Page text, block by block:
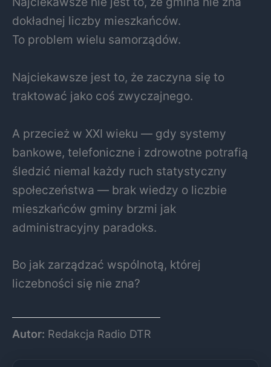
dokładnej liczby mieszkańców.
To problem wielu samorządów.
Najciekawsze jest to, że zaczyna się to
traktować jako coś zwyczajnego.
A przecież w XXI wieku — gdy systemy
bankowe, telefoniczne i zdrowotne potrafią
śledzić niemal każdy ruch statystyczny
społeczeństwa — brak wiedzy o liczbie
mieszkańców gminy brzmi jak
administracyjny paradoks.
Bo jak zarządzać wspólnotą, której
liczebności się nie zna?
Autor: Redakcja Radio DTR